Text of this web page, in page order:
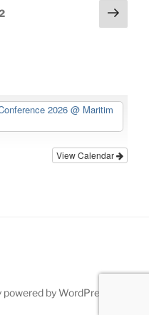
Next
page
2026@ Maritim
View Calendar
powered by WordPress